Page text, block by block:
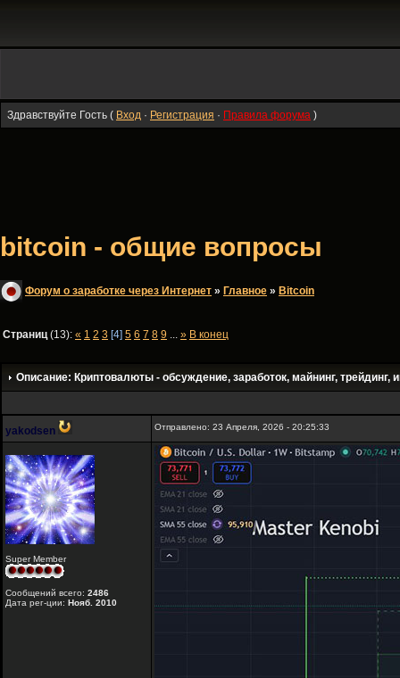
Здравствуйте Гость ( Вход · Регистрация · Правила форума )
bitcoin - общие вопросы
Форум о заработке через Интернет » Главное » Bitсoin
Страниц(13): « 1 2 3 [4] 5 6 7 8 9 ... » В конец
Описание: Криптовалюты - обсуждение, заработок, майнинг, трейдинг,
yakodsen Отправлено: 23 Апреля, 2026 - 20:25:33
Super Member
Сообщений всего: 2486
Дата рег-ции: Нояб. 2010